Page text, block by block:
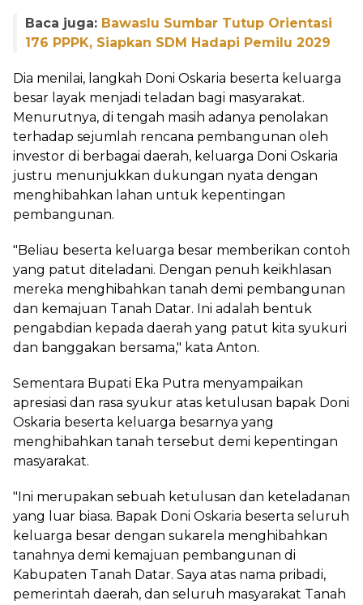
Baca juga: Bawaslu Sumbar Tutup Orientasi
176 PPPK, Siapkan SDM Hadapi Pemilu 2029
Dia menilai, langkah Doni Oskaria beserta keluarga
besar layak menjadi teladan bagi masyarakat.
Menurutnya, di tengah masih adanya penolakan
terhadap sejumlah rencana pembangunan oleh
investor di berbagai daerah, keluarga Doni Oskaria
justru menunjukkan dukungan nyata dengan
menghibahkan lahan untuk kepentingan
pembangunan.
"Beliau beserta keluarga besar memberikan contoh
yang patut diteladani. Dengan penuh keikhlasan
mereka menghibahkan tanah demi pembangunan
dan kemajuan Tanah Datar. Ini adalah bentuk
pengabdian kepada daerah yang patut kita syukuri
dan banggakan bersama," kata Anton.
Sementara Bupati Eka Putra menyampaikan
apresiasi dan rasa syukur atas ketulusan bapak Doni
Oskaria beserta keluarga besarnya yang
menghibahkan tanah tersebut demi kepentingan
masyarakat.
"Ini merupakan sebuah ketulusan dan keteladanan
yang luar biasa. Bapak Doni Oskaria beserta seluruh
keluarga besar dengan sukarela menghibahkan
tanahnya demi kemajuan pembangunan di
Kabupaten Tanah Datar. Saya atas nama pribadi,
pemerintah daerah, dan seluruh masyarakat Tanah